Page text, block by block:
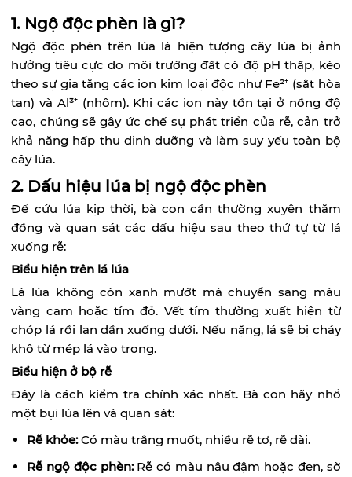
1. Ngộ độc phèn là gì?
Ngộ độc phèn trên lúa là hiện tượng cây lúa bị ảnh
hưởng tiêu cực do môi trường đất có độ pH thấp, kéo
theo sự gia tăng các ion kim loại độc như Fe²⁺ (sắt hòa
tan) và Al³⁺ (nhôm). Khi các ion này tồn tại ở nồng độ
cao, chúng sẽ gây ức chế sự phát triển của rễ, cản trở
khả năng hấp thu dinh dưỡng và làm suy yếu toàn bộ
cây lúa.
2. Dấu hiệu lúa bị ngộ độc phèn
Để cứu lúa kịp thời, bà con cần thường xuyên thăm
đồng và quan sát các dấu hiệu sau theo thứ tự từ lá
xuống rễ:
Biểu hiện trên lá lúa
Lá lúa không còn xanh mướt mà chuyển sang màu
vàng cam hoặc tím đỏ. Vết tím thường xuất hiện từ
chóp lá rồi lan dần xuống dưới. Nếu nặng, lá sẽ bị cháy
khô từ mép lá vào trong.
Biểu hiện ở bộ rễ
Đây là cách kiểm tra chính xác nhất. Bà con hãy nhổ
một bụi lúa lên và quan sát:
Rễ khỏe:Có màu trắng muốt, nhiều rễ tơ, rễ dài.
Rễ ngộ độc phèn:Rễ có màu nâu đậm hoặc đen, sờ